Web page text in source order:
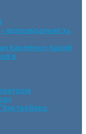
відповідальність
Карпенко-Карий